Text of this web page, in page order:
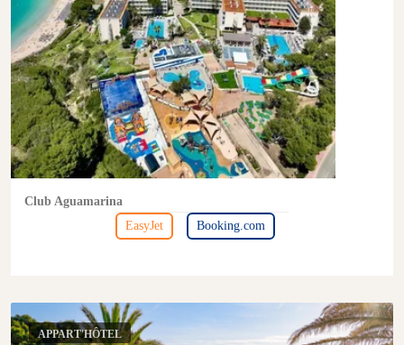
Club Aguamarina
EasyJet
Booking.com
APPART'HÔTEL